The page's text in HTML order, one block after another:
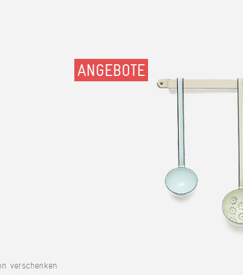
verschenken
ANGEBOTE